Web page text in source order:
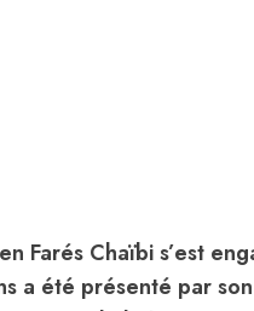
Farés Chaïbi s’est
a été présenté par